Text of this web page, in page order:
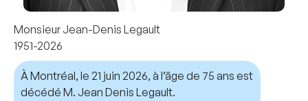
Monsieur Jean-Denis Legault
1951-2026
À Montréal, le 21 juin 2026, à l’âge de 75 ans est
décédé M. Jean Denis Legault.